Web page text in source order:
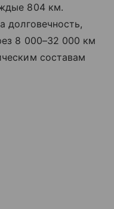
804 км.
долговечность,
8 000–32 000 км
составам